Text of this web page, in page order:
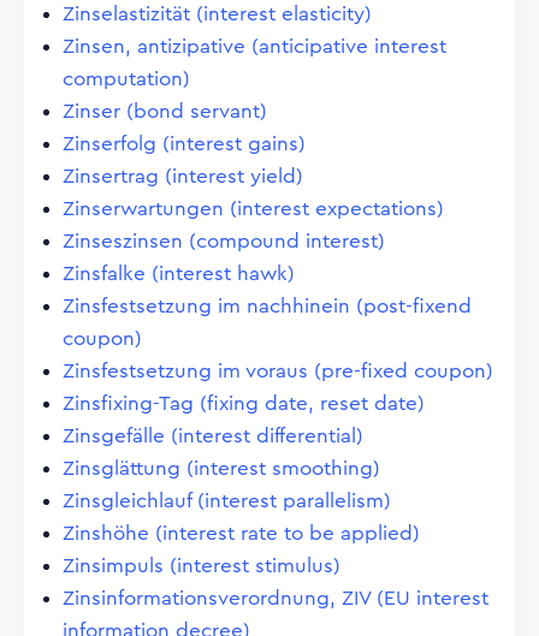
Zinselastizität (interest elasticity)
Zinsen, antizipative (anticipative interest
computation)
Zinser (bond servant)
Zinserfolg (interest gains)
Zinsertrag (interest yield)
Zinserwartungen (interest expectations)
Zinseszinsen (compound interest)
Zinsfalke (interest hawk)
Zinsfestsetzung im nachhinein (post-fixend
coupon)
Zinsfestsetzung im voraus (pre-fixed coupon)
Zinsfixing-Tag (fixing date, reset date)
Zinsgefälle (interest differential)
Zinsglättung (interest smoothing)
Zinsgleichlauf (interest parallelism)
Zinshöhe (interest rate to be applied)
Zinsimpuls (interest stimulus)
Zinsinformationsverordnung, ZIV (EU interest
information decree)